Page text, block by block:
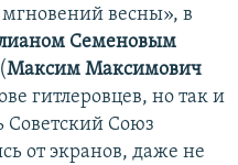
весны», в
Семеновым
Максим Максимович
гитлеровцев, но так и
Советский Союз
от экранов, даже не